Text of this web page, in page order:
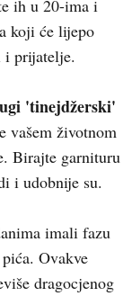
ih u 20-ima i
koji će lijepo
i prijatelje.
'tinejdžerski'
vašem životnom
Birajte garnituru
i udobnije su.
imali fazu
Ovakve
dragocjenog